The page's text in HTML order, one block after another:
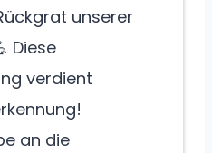
unserer
Diese
verdient
an die